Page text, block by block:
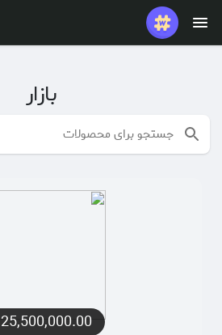
پست های محبوب
بازار
25,500,000.00